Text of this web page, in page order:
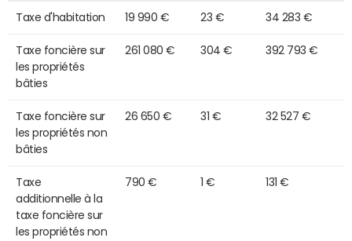
Taxe d'habitation 19 990 € 23 € 34 283 €
Taxe foncière sur
les propriétés
bâties
261 080 € 304 € 392 793 €
Taxe foncière sur
les propriétés non
bâties
26 650 € 31 € 32 527 €
Taxe
additionnelle à la
taxe foncière sur
les propriétés non
790 € 1 € 131 €